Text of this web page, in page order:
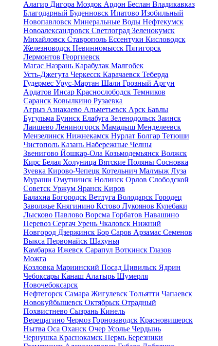
Алагир Дигора Моздок Ардон Беслан Владикавказ
Благодарный Буденновск Ипатово Изобильный
Новопавловск Минеральные Воды Нефтекумск
Новоалександровск Светлоград Зеленокумск
Михайловск Ставрополь Ессентуки Кисловодск
Железноводск Невинномысск Пятигорск
Лермонтов Георгиевск
Магас Назрань Карабулак Малгобек
Усть-Джегута Черкесск Карачаевск Теберда
Гудермес Урус-Мартан Шали Грозный Аргун
Ардатов Инсар Краснослободск Темников
Саранск Ковылкино Рузаевка
Агрыз Азнакаево Альметьевск Арск Бавлы
Бугульма Буинск Елабуга Зеленодольск Заинск
Лаишево Лениногорск Мамадыш Менделеевск
Мензелинск Нижнекамск Нурлат Болгар Тетюши
Чистополь Казань Набережные Челны
Звенигово Йошкар-Ола Козьмодемьянск Волжск
Кирс Белая Холуница Вятские Поляны Сосновка
Зуевка Кирово-Чепецк Котельнич Малмыж Луза
Мураши Омутнинск Нолинск Орлов Слободской
Советск Уржум Яранск Киров
Балахна Богородск Ветлуга Володарск Городец
Заволжье Княгинино Кстово Лукоянов Кулебаки
Лысково Павлово Ворсма Горбатов Навашино
Перевоз Сергач Урень Чкаловск Нижний
Новгород Дзержинск Бор Саров Арзамас Семенов
Выкса Первомайск Шахунья
Камбарка Ижевск Сарапул Воткинск Глазов
Можга
Козловка Мариинский Посад Цивильск Ядрин
Чебоксары Канаш Алатырь Шумерля
Новочебоксарск
Нефтегорск Самара Жигулевск Тольятти Чапаевск
Новокуйбышевск Октябрьск Отрадный
Похвистнево Сызрань Кинель
Верещагино Чермоз Горнозаводск Красновишерск
Нытва Оса Оханск Очер Усолье Чердынь
Чернушка Краснокамск Пермь Березники